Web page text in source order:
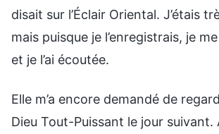
disait sur l’Éclair Oriental. J’étais
mais puisque je l’enregistrais, je
et je l’ai écoutée.
Elle m’a encore demandé de
Dieu Tout-Puissant le jour